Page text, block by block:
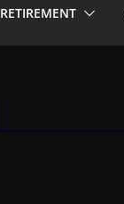
RETIREMENT